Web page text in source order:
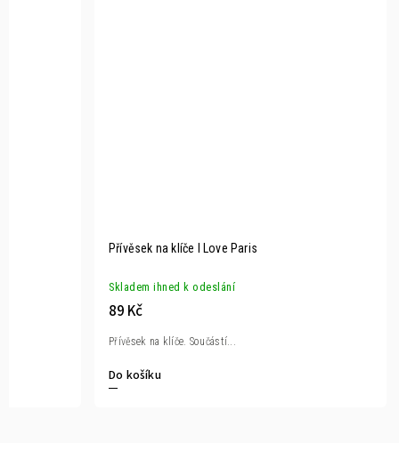
Přívěsek na klíče I Love Paris
Skladem ihned k odeslání
89 Kč
Do košíku
Přívěsek na klíče. Součástí...